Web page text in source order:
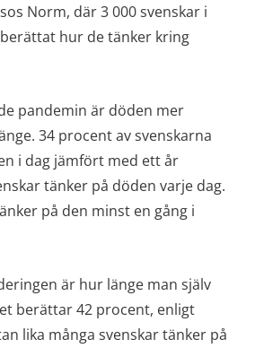
Norm, där 3 000 svenskar i
hur de tänker kring
pandemin är döden mer
34 procent av svenskarna
i dag jämfört med ett år
tänker på döden varje dag.
på den minst en gång i
är hur länge man själv
berättar 42 procent, enligt
lika många svenskar tänker på